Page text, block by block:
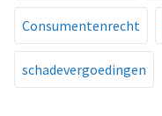
Consumentenrecht
schadevergoedingen